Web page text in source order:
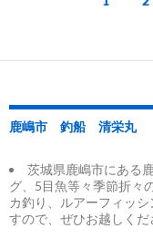
ナ
ゲ
シ
ョ
鹿嶋市 釣船 清栄丸
茨城県鹿嶋市にある
グ、5目魚等々季節折々
カ釣り、ルアーフィッ
すので、ぜひお越しくだ